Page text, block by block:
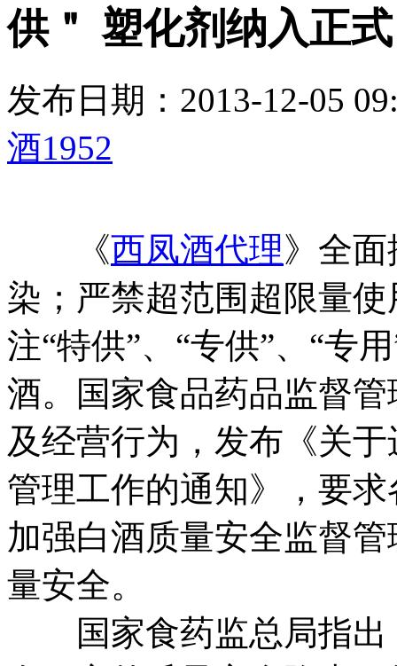
供＂ 塑化剂纳入正式
发布日期：2013-12-05
酒1952
《西凤酒代理》全
染；严禁超范围超限量
注“特供”、“专供”、“专
酒。国家食品药品监督
及经营行为，发布《关
管理工作的通知》，要
加强白酒质量安全监督
量安全。
国家食药监总局指出